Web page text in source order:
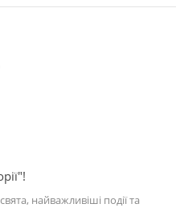
найважливіші події та